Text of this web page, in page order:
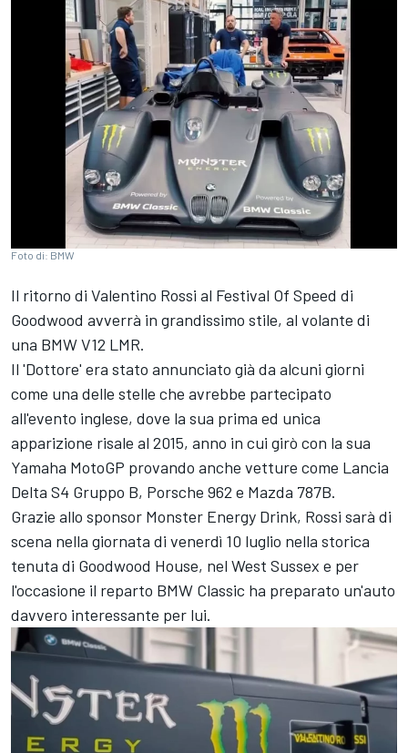
Foto di: BMW
Il ritorno di Valentino Rossi al Festival Of Speed di
Goodwood avverrà in grandissimo stile, al volante di
una BMW V12 LMR.
Il 'Dottore' era stato annunciato già da alcuni giorni
come una delle stelle che avrebbe partecipato
all'evento inglese, dove la sua prima ed unica
apparizione risale al 2015, anno in cui girò con la sua
Yamaha MotoGP provando anche vetture come Lancia
Delta S4 Gruppo B, Porsche 962 e Mazda 787B.
Grazie allo sponsor Monster Energy Drink, Rossi sarà di
scena nella giornata di venerdì 10 luglio nella storica
tenuta di Goodwood House, nel West Sussex e per
l'occasione il reparto BMW Classic ha preparato un'auto
davvero interessante per lui.